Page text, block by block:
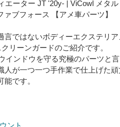
エーター JT '20y- | ViCowl メタ
ブフォース 【アメ車パーツ】
言ではないボディーエクステリ
リーンガードのご紹介です。
インドウを守る究極のパーツと
人が一つ一つ手作業で仕上げた
です。
ント